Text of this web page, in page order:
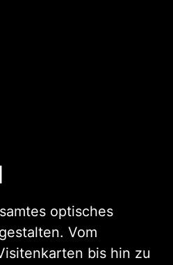
optisches
Vom
bis hin zu